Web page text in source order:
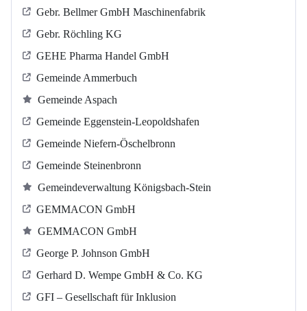
Gebr. Bellmer GmbH Maschinenfabrik
Gebr. Röchling KG
GEHE Pharma Handel GmbH
Gemeinde Ammerbuch
Gemeinde Aspach
Gemeinde Eggenstein-Leopoldshafen
Gemeinde Niefern-Öschelbronn
Gemeinde Steinenbronn
Gemeindeverwaltung Königsbach-Stein
GEMMACON GmbH
GEMMACON GmbH
George P. Johnson GmbH
Gerhard D. Wempe GmbH & Co. KG
GFI – Gesellschaft für Inklusion